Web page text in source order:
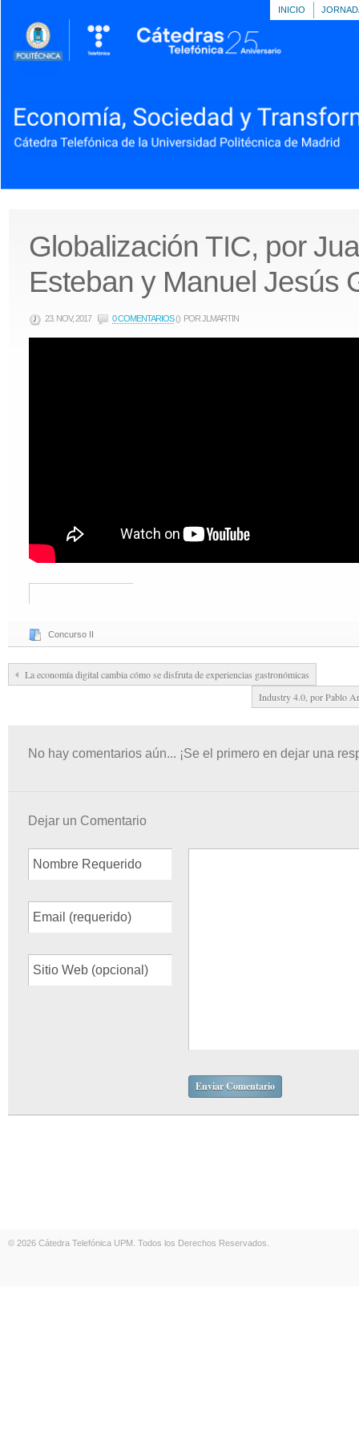
INICIO
Globalización TIC, por
Esteban y Manuel Jesús
23. NOV, 2017 0 COMENTARIOS() POR JLMARTIN
Concurso II
La economía digital cambia cómo se disfruta de experiencias gastronómicas
Industry 4.0, por Pablo
No hay comentarios aún... ¡Se el primero en dejar una
Dejar un Comentario
© 2026 Cátedra Telefónica UPM. Todos los Derechos Reservados.